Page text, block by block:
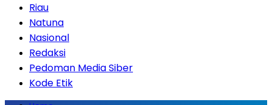
Riau
Natuna
Nasional
Redaksi
Pedoman Media Siber
Kode Etik